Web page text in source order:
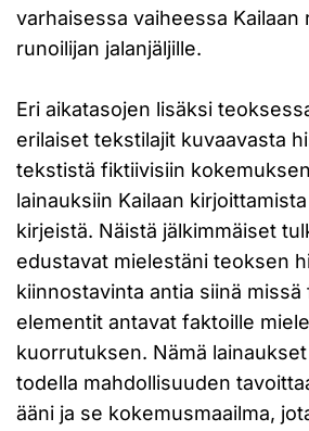
varhaisessa vaiheessa Kailaan
runoilijan jalanjäljille.
Eri aikatasojen lisäksi
erilaiset tekstilajit kuvaavasta
tekstistä fiktiivisiin
lainauksiin Kailaan
kirjeistä. Näistä jälkimmäiset
edustavat mielestäni teoksen
kiinnostavinta antia siinä
elementit antavat faktoille
kuorrutuksen. Nämä
todella mahdollisuuden
ääni ja se kokemusmaailma,